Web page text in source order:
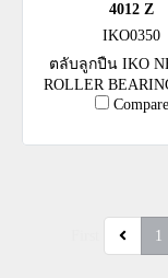
4012 Z
IKO0350
ตลับลูกปืน IKO
ROLLER
4012 Z
Compare
1